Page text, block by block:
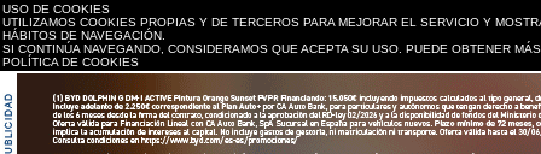
USO DE COOKIES
UTILIZAMOS COOKIES PROPIAS Y DE TERCEROS PARA MEJORAR EL SERVICIO Y
HÁBITOS DE NAVEGACIÓN.
SI CONTINÚA NAVEGANDO, CONSIDERAMOS QUE ACEPTA SU USO. PUEDE OBTENER
POLÍTICA DE COOKIES